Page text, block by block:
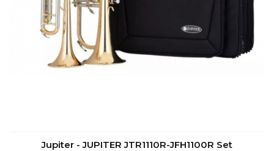
Jupiter - JUPITER JTR1110R-JFH1100R Set